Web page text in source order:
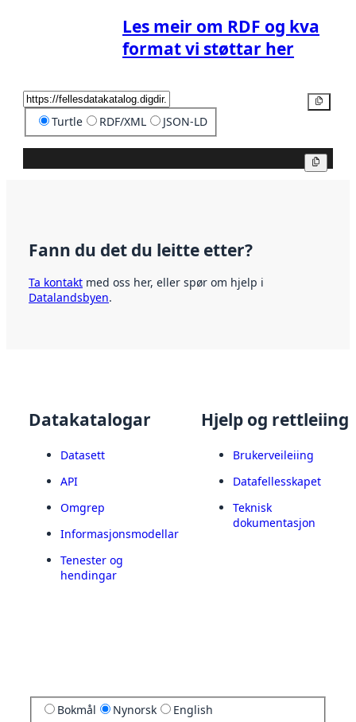
Les meir om RDF og kva
format vi støttar her
Turtle RDF/XML JSON-LD
Fann du det du leitte etter?
Ta kontakt med oss her, eller spør om hjelp i
Datalandsbyen.
Datakatalogar
Datasett
API
Omgrep
Informasjonsmodellar
Tenester og
hendingar
Hjelp og rettleiing
Brukerveileiing
Datafellesskapet
Teknisk
dokumentasjon
Bokmål Nynorsk English